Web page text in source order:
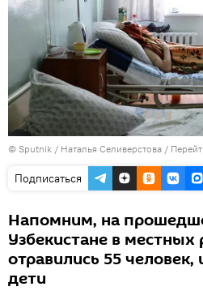
© Sputnik / Наталья Селиверстова /
Подписаться
Напомним, на
Узбекистане в местных
отравились 55
дети